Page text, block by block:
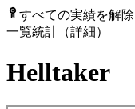
すべての実績を解除
一覧統計（詳細）
Helltaker